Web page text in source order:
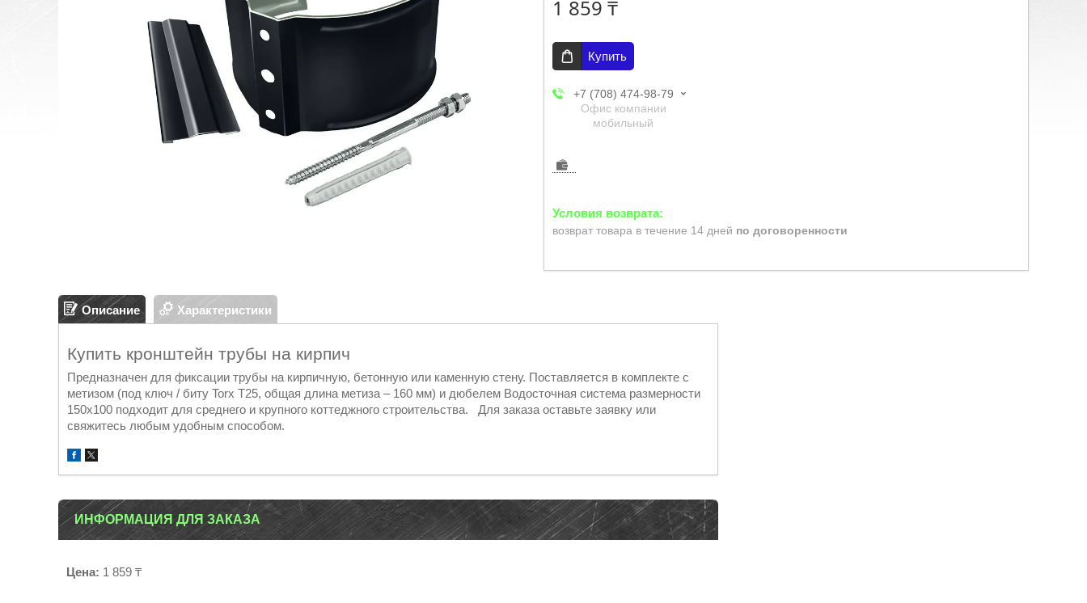
1 859 ₸
Купить
+7 (708) 474-98-79
Офис компании
мобильный
возврат товара в течение 14 дней по договоренности
Описание Характеристики
Купить кронштейн трубы на кирпич
Предназначен для фиксации трубы на кирпичную, бетонную или каменную стену. Поставляется в комплекте с
метизом (под ключ / биту Torx T25, общая длина метиза – 160 мм) и дюбелем Водосточная система размерности
150х100 подходит для среднего и крупного коттеджного строительства. Для заказа оставьте заявку или
свяжитесь любым удобным способом.
ИНФОРМАЦИЯ ДЛЯ ЗАКАЗА
Цена: 1 859 ₸